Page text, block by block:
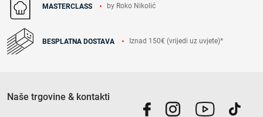
MASTERCLASS by Roko Nikolić
BESPLATNA DOSTAVA Iznad 150€ (vrijedi uz uvjete)*
Naše trgovine & kontakti